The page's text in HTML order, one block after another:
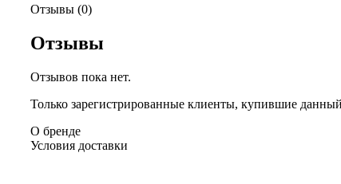
Отзывы (0)
Отзывы
Отзывов пока нет.
Только зарегистрированные клиенты, купившие
О бренде
Условия доставки